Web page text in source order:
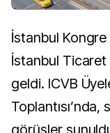
İstanbul
İstanbul Ticaret
geldi. ICVB